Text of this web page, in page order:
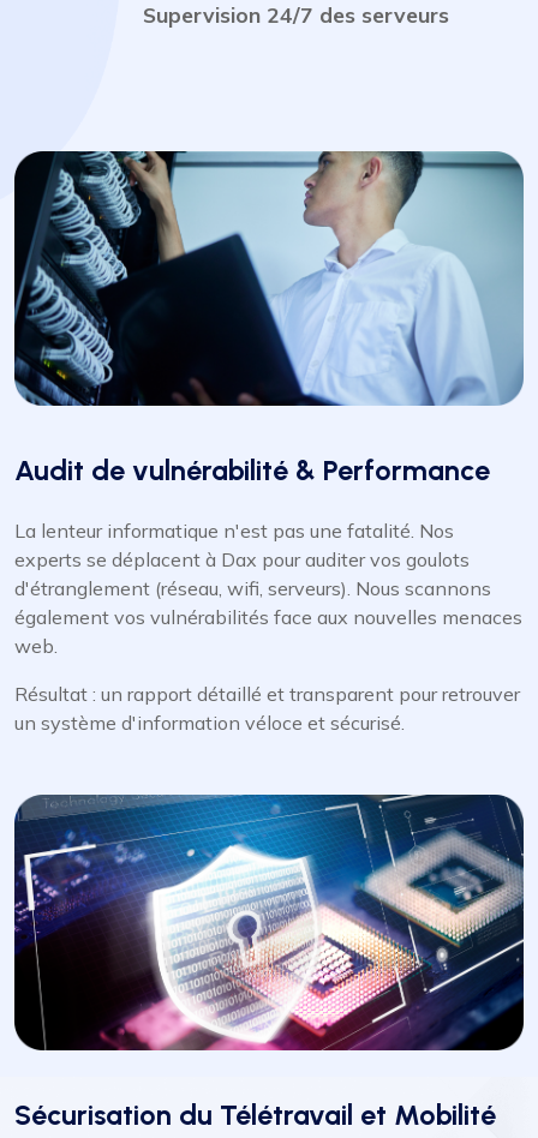
Supervision 24/7 des serveurs
Audit de vulnérabilité & Performance
La lenteur informatique n'est pas une fatalité. Nos
experts se déplacent à Dax pour auditer vos goulots
d'étranglement (réseau, wifi, serveurs). Nous scannons
également vos vulnérabilités face aux nouvelles menaces
web.
Résultat : un rapport détaillé et transparent pour retrouver
un système d'information véloce et sécurisé.
Sécurisation du Télétravail et Mobilité